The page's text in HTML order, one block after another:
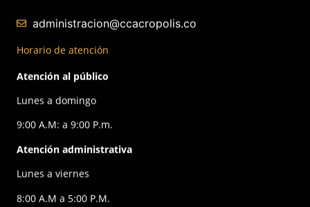
administracion@ccacropolis.co
Horario de atención
Atención al público
Lunes a domingo
9:00 A.M: a 9:00 P.m.
Atención administrativa
Lunes a viernes
8:00 A.M a 5:00 P.M.